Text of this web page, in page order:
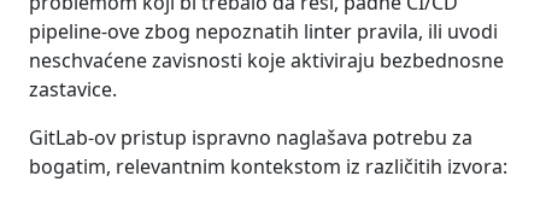
pipeline-ove zbog nepoznatih linter pravila, ili uvodi
neschvaćene zavisnosti koje aktiviraju bezbednosne
zastavice.
GitLab-ov pristup ispravno naglašava potrebu za
bogatim, relevantnim kontekstom iz različitih izvora: